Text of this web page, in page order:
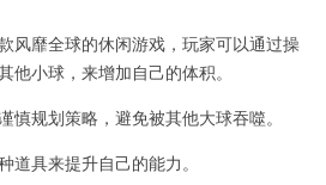
靡全球的休闲游戏，玩家可以通过操
他小球，来增加自己的体积。
规划策略，避免被其他大球吞噬。
具来提升自己的能力。